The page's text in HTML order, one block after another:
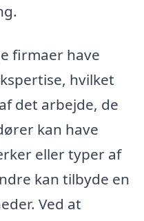
firmaer have
hvilket
det arbejde, de
kan have
eller typer af
kan tilbyde en
Ved at